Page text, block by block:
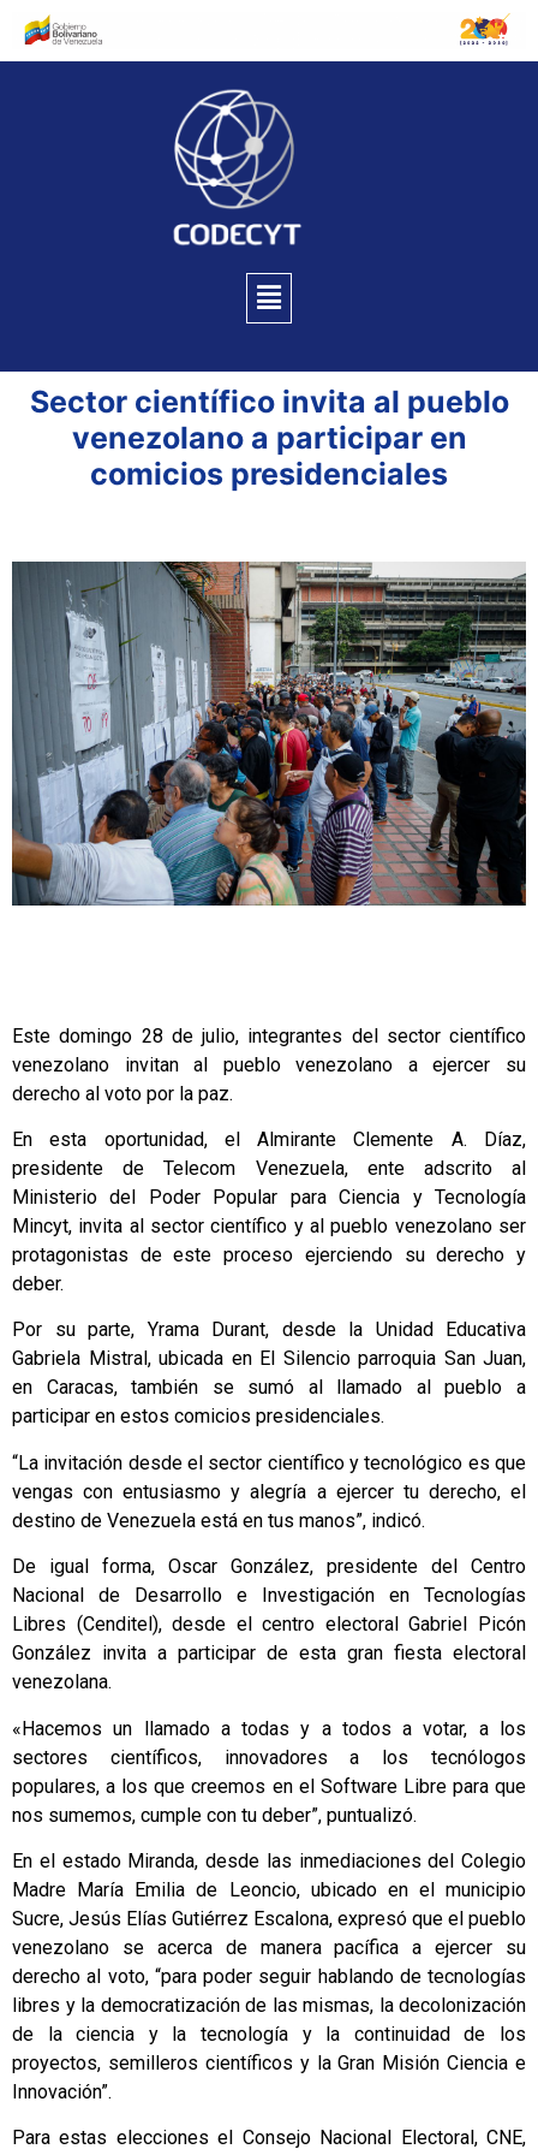
Sector científico invita al pueblo
venezolano a participar en
comicios presidenciales
Este domingo 28 de julio, integrantes del sector científico
venezolano invitan al pueblo venezolano a ejercer su
derecho al voto por la paz.
En esta oportunidad, el Almirante Clemente A. Díaz,
presidente de Telecom Venezuela, ente adscrito al
Ministerio del Poder Popular para Ciencia y Tecnología
Mincyt, invita al sector científico y al pueblo venezolano ser
protagonistas de este proceso ejerciendo su derecho y
deber.
Por su parte, Yrama Durant, desde la Unidad Educativa
Gabriela Mistral, ubicada en El Silencio parroquia San Juan,
en Caracas, también se sumó al llamado al pueblo a
participar en estos comicios presidenciales.
“La invitación desde el sector científico y tecnológico es que
vengas con entusiasmo y alegría a ejercer tu derecho, el
destino de Venezuela está en tus manos”, indicó.
De igual forma, Oscar González, presidente del Centro
Nacional de Desarrollo e Investigación en Tecnologías
Libres (Cenditel), desde el centro electoral Gabriel Picón
González invita a participar de esta gran fiesta electoral
venezolana.
«Hacemos un llamado a todas y a todos a votar, a los
sectores científicos, innovadores a los tecnólogos
populares, a los que creemos en el Software Libre para que
nos sumemos, cumple con tu deber”, puntualizó.
En el estado Miranda, desde las inmediaciones del Colegio
Madre María Emilia de Leoncio, ubicado en el municipio
Sucre, Jesús Elías Gutiérrez Escalona, expresó que el pueblo
venezolano se acerca de manera pacífica a ejercer su
derecho al voto, “para poder seguir hablando de tecnologías
libres y la democratización de las mismas, la decolonización
de la ciencia y la tecnología y la continuidad de los
proyectos, semilleros científicos y la Gran Misión Ciencia e
Innovación”.
Para estas elecciones el Consejo Nacional Electoral, CNE,